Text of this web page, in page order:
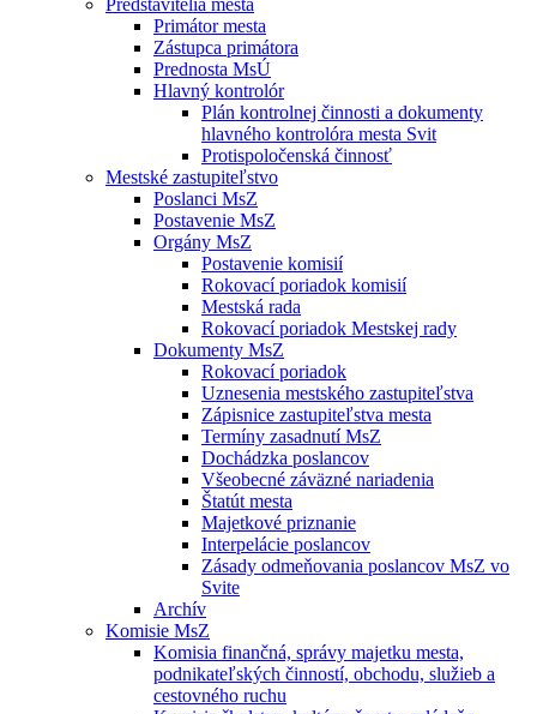
Predstavitelia mesta
Primátor mesta
Zástupca primátora
Prednosta MsÚ
Hlavný kontrolór
Plán kontrolnej činnosti a dokumenty
hlavného kontrolóra mesta Svit
Protispoločenská činnosť
Mestské zastupiteľstvo
Poslanci MsZ
Postavenie MsZ
Orgány MsZ
Postavenie komisií
Rokovací poriadok komisií
Mestská rada
Rokovací poriadok Mestskej rady
Dokumenty MsZ
Rokovací poriadok
Uznesenia mestského zastupiteľstva
Zápisnice zastupiteľstva mesta
Termíny zasadnutí MsZ
Dochádzka poslancov
Všeobecné záväzné nariadenia
Štatút mesta
Majetkové priznanie
Interpelácie poslancov
Zásady odmeňovania poslancov MsZ vo
Svite
Archív
Komisie MsZ
Komisia finančná, správy majetku mesta,
podnikateľských činností, obchodu, služieb a
cestovného ruchu